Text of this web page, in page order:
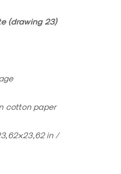
(drawing 23)
cotton paper
in /